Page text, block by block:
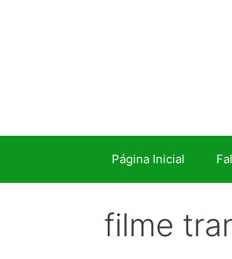
Página Inicial
filme